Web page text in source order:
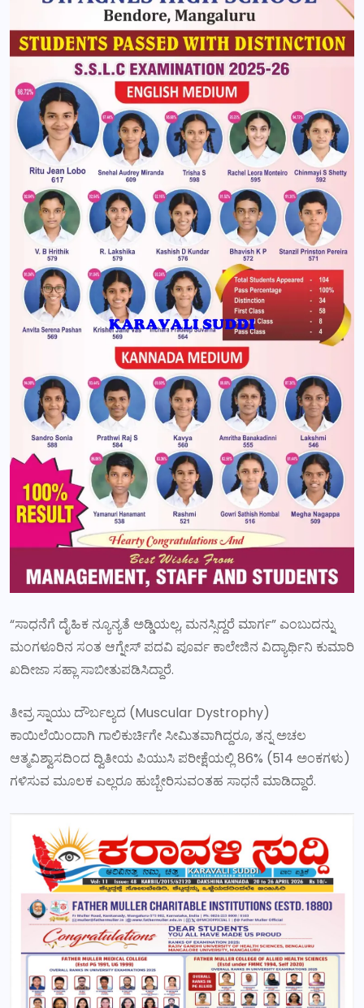
“ಸಾಧನೆಗೆ ದೈಹಿಕ ನ್ಯೂನ್ಯತೆ ಅಡ್ಡಿಯಲ್ಲ, ಮನಸ್ಸಿದ್ದರೆ ಮಾರ್ಗ” ಎಂಬುದನ್ನು
ಮಂಗಳೂರಿನ ಸಂತ ಆಗ್ನೇಸ್ ಪದವಿ ಪೂರ್ವ ಕಾಲೇಜಿನ ವಿದ್ಯಾರ್ಥಿನಿ ಕುಮಾರಿ
ಖದೀಜಾ ಸಹ್ಲಾ ಸಾಬೀತುಪಡಿಸಿದ್ದಾರೆ.
ತೀವ್ರ ಸ್ನಾಯು ದೌರ್ಬಲ್ಯದ (Muscular Dystrophy)
ಕಾಯಿಲೆಯಿಂದಾಗಿ ಗಾಲಿಕುರ್ಚಿಗೇ ಸೀಮಿತವಾಗಿದ್ದರೂ, ತನ್ನ ಅಚಲ
ಆತ್ಮವಿಶ್ವಾಸದಿಂದ ದ್ವಿತೀಯ ಪಿಯುಸಿ ಪರೀಕ್ಷೆಯಲ್ಲಿ 86% (514 ಅಂಕಗಳು)
ಗಳಿಸುವ ಮೂಲಕ ಎಲ್ಲರೂ ಹುಬ್ಬೇರಿಸುವಂತಹ ಸಾಧನೆ ಮಾಡಿದ್ದಾರೆ.